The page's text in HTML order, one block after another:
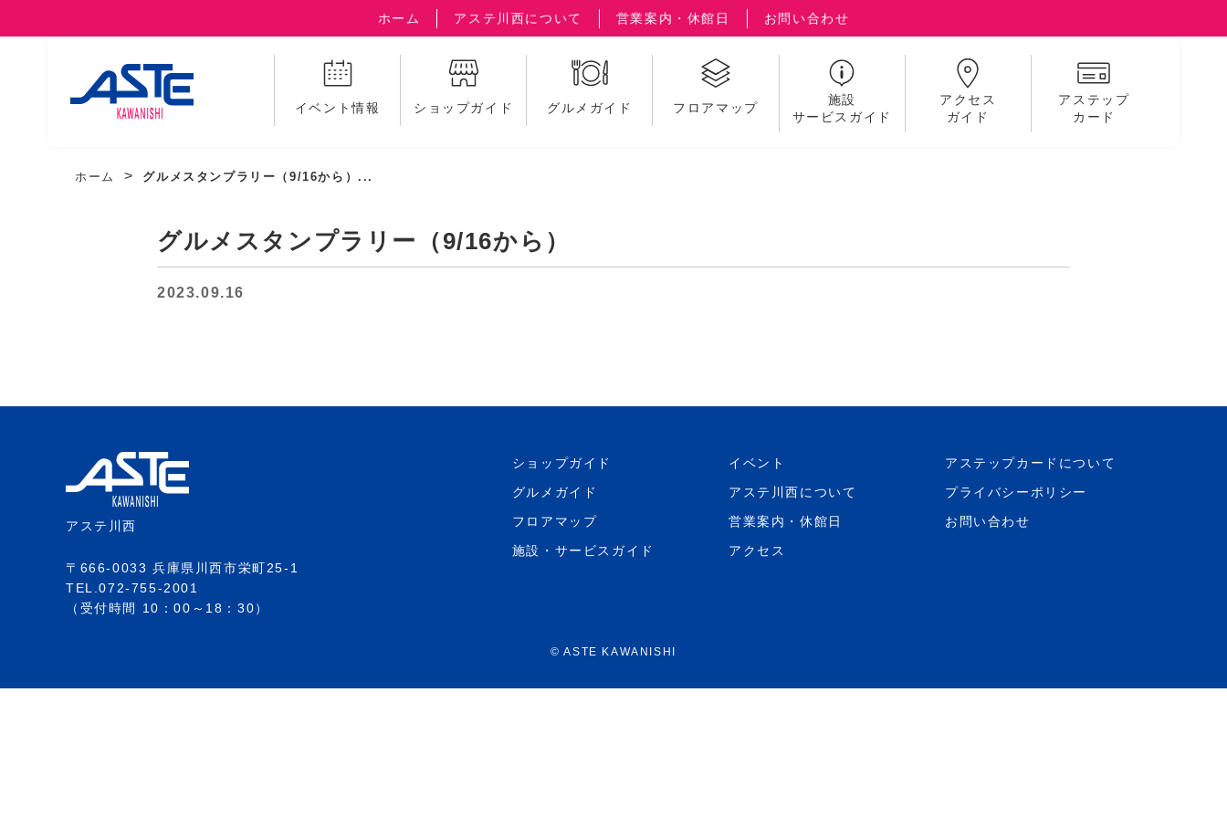
ホーム アステ川西について 営業案内・休館日 お問い合わせ
イベント情報 ショップガイド グルメガイド フロアマップ
施設
サービスガイド
アクセス
ガイド
アステップ
カード
ホーム グルメスタンプラリー（9/16から）...
グルメスタンプラリー（9/16から）
2023.09.16
アステ川西
〒666-0033 兵庫県川西市栄町25-1
TEL.072-755-2001
（受付時間 10：00～18：30）
ショップガイド
グルメガイド
フロアマップ
施設・サービスガイド
イベント
アステ川西について
営業案内・休館日
アクセス
アステップカードについて
プライバシーポリシー
お問い合わせ
© ASTE KAWANISHI